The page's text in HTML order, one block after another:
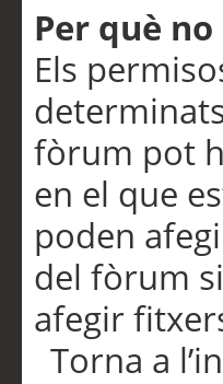
Per què
Els
fòrum pot
en el que
poden
del fòrum
afegir
Torna a